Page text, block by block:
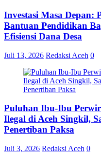
Investasi Masa Depan:
Bantuan Pendidikan
Efisiensi Dana Desa
Juli 13, 2026 Redaksi Aceh 0
Puluhan Ibu-Ibu
Ilegal di Aceh Singkil,
Penertiban Paksa
Juli 3, 2026 Redaksi Aceh 0